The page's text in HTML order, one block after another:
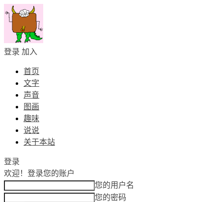
登录 加入
首页
文字
声音
图画
趣味
说说
关于本站
登录
欢迎！ 登录您的账户
您的用户名
您的密码